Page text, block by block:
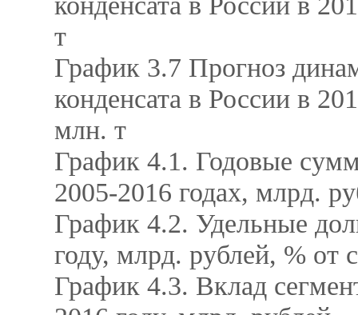
т
График 3.7 Прогноз
конденсата в России в
млн. т
График 4.1. Годовые
2005-2016 годах, млрд.
График 4.2. Удельные
году, млрд. рублей, %
График 4.3. Вклад